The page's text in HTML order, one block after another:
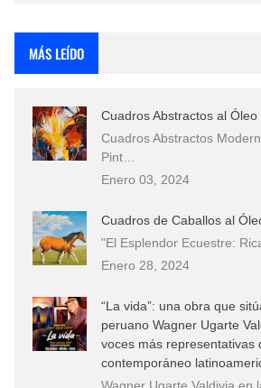
Que significan los cuadros de
El mundo del arte en pintura
MÁS LEÍDO
Cuadros Abstractos al Óleo
Cuadros Abstractos
Pint…
Enero 03, 2024
Cuadros de Caballos al
"El Esplendor Ecuestre:
Enero 28, 2024
“La vida”: una obra que
peruano Wagner Ugarte
voces más representativas
contemporáneo
Wagner Ugarte Valdivia en